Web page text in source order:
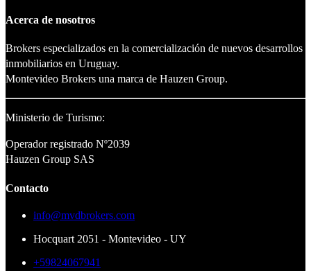
Acerca de nosotros
Brokers especializados en la comercialización de nuevos desarrollos
inmobiliarios en Uruguay.
Montevideo Brokers una marca de Hauzen Group.
Ministerio de Turismo:
Operador registrado Nº2039
Hauzen Group SAS
Contacto
info@mvdbrokers.com
Hocquart 2051 - Montevideo - UY
+59824067941